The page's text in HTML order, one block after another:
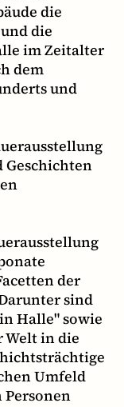
die
die
im Zeitalter
dem
und
Geschichten
der
sind
Halle" sowie
Welt in die
Umfeld